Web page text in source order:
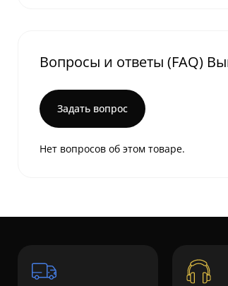
Вопросы и ответы (FAQ)
Задать вопрос
Нет вопросов об этом товаре.